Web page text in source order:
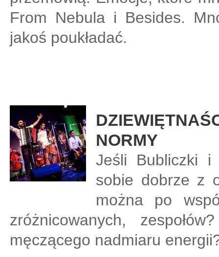
From Nebula i Besides.
jakoś poukładać.
NORMY
Jeśli Bubliczki i
sobie dobrze z
można po
zróżnicowanych,
męczącego nadmiaru